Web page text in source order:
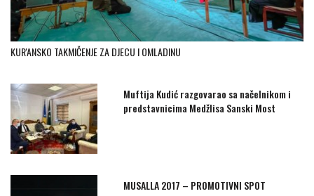
KUR'ANSKO TAKMIČENJE ZA DJECU I OMLADINU
Muftija Kudić razgovarao sa načelnikom i
predstavnicima Medžlisa Sanski Most
MUSALLA 2017 – PROMOTIVNI SPOT